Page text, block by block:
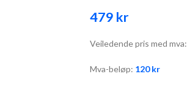
479 kr
Veiledende pris med mva:
Mva-beløp: 120kr